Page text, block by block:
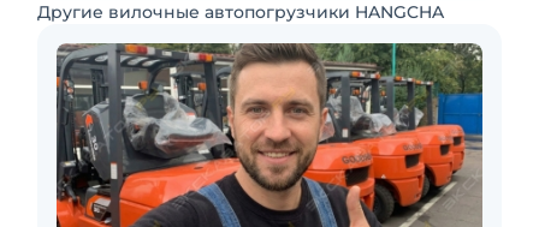
Другие вилочные автопогрузчики HANGCHA